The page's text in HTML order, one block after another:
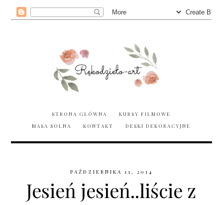
STRONA GŁÓWNA
KURSY FILMOWE
MASA SOLNA
KONTAKT DESKI DEKORACYJNE
PAŹDZIERNIKA 11, 2014
Jesień jesień..liście z